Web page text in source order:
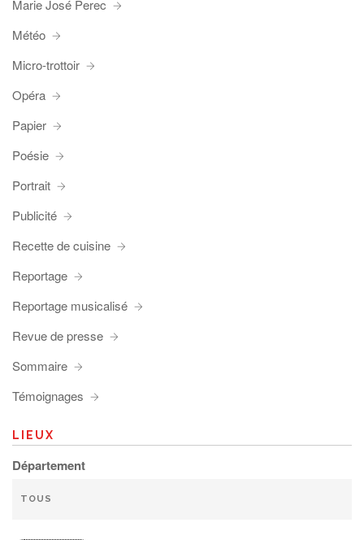
Marie José Perec
Météo
Micro-trottoir
Opéra
Papier
Poésie
Portrait
Publicité
Recette de cuisine
Reportage
Reportage musicalisé
Revue de presse
Sommaire
Témoignages
LIEUX
Département